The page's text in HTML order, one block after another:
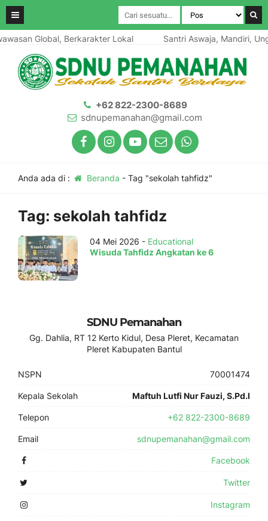
Global, Berkarakter Lokal Santri Aswaja, Mandiri,
+62 822-2300-8689
sdnupemanahan@gmail.com
Anda ada di : Beranda - Tag "sekolah tahfidz"
Tag: sekolah tahfidz
04 Mei 2026 - Educational
Wisuda Tahfidz Angkatan ke 6
SDNU Pemanahan
Gg. Dahlia, RT 12 Kerto Kidul, Desa Pleret, Kecamatan
Pleret Kabupaten Bantul
NSPN 70001474
Kepala Sekolah Maftuh Lutfi Nur Fauzi, S.Pd.I
Telepon +62 822-2300-8689
Email sdnupemanahan@gmail.com
Facebook
Twitter
Instagram